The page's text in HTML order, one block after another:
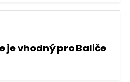
je vhodný pro Baliče